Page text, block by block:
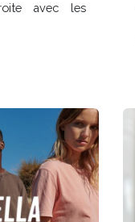
avec les